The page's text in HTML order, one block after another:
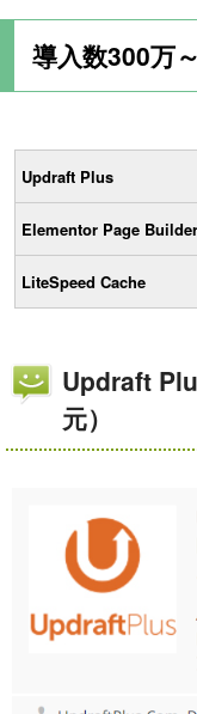
導入数300万～
Updraft Plus
Elementor Page Builder
LiteSpeed Cache
Updraft
元）